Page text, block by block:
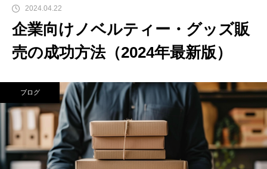
2024.04.22
企業向けノベルティー・グッズ販
売の成功方法（2024年最新版）
ブログ